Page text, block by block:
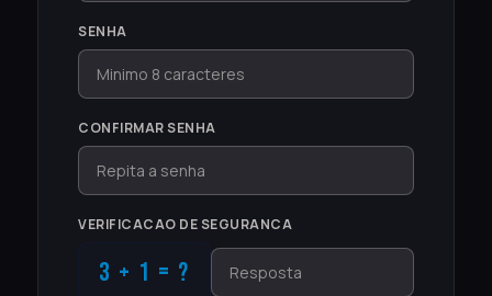
SENHA
CONFIRMAR SENHA
VERIFICACAO DE SEGURANCA
3 + 1 = ?